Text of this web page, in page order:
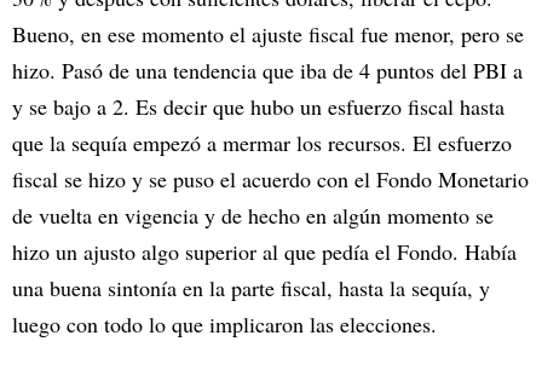
Bueno, en ese momento el ajuste fiscal fue menor, pero se
hizo. Pasó de una tendencia que iba de 4 puntos del PBI a
y se bajo a 2. Es decir que hubo un esfuerzo fiscal hasta
que la sequía empezó a mermar los recursos. El esfuerzo
fiscal se hizo y se puso el acuerdo con el Fondo Monetario
de vuelta en vigencia y de hecho en algún momento se
hizo un ajusto algo superior al que pedía el Fondo. Había
una buena sintonía en la parte fiscal, hasta la sequía, y
luego con todo lo que implicaron las elecciones.